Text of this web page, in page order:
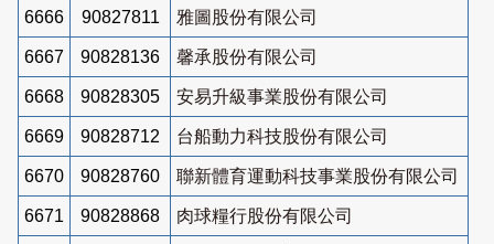
6666 90827811 雅圖股份有限公司
6667 90828136 馨承股份有限公司
6668 90828305 安易升級事業股份有限公司
6669 90828712 台船動力科技股份有限公司
6670 90828760 聯新體育運動科技事業股份有限公司
6671 90828868 肉球糧行股份有限公司